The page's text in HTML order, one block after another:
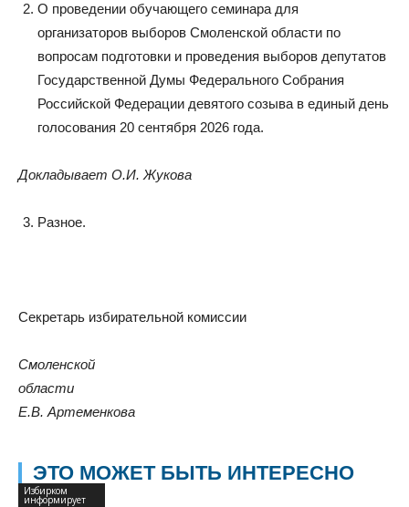
О проведении обучающего семинара для
организаторов выборов Смоленской области по
вопросам подготовки и проведения выборов депутатов
Государственной Думы Федерального Собрания
Российской Федерации девятого созыва в единый день
голосования 20 сентября 2026 года.
Докладывает О.И. Жукова
Разное.
Секретарь избирательной комиссии
Смоленской
области
Е.В. Артеменкова
ЭТО МОЖЕТ БЫТЬ ИНТЕРЕСНО
Избирком
информирует